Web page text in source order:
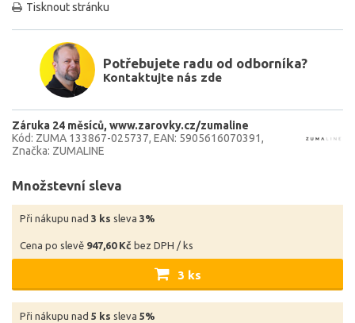
Tisknout stránku
Potřebujete radu od odborníka?
Kontaktujte nás zde
Záruka 24 měsíců www.zarovky.cz/zumaline
Kód: ZUMA 133867-025737 EAN: 5905616070391
Značka: ZUMALINE
Množstevní sleva
Při nákupu nad 3 ks sleva 3%
Cena po slevě 947,60 Kč bez DPH / ks
3 ks
Při nákupu nad 5 ks sleva 5%